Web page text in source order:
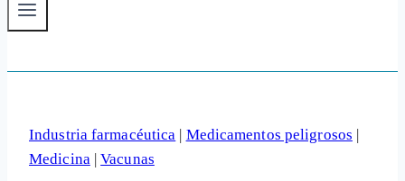
Industria farmacéutica | Medicamentos peligrosos |
Medicina|Vacunas